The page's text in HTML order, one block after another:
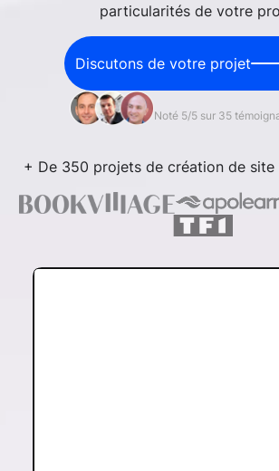
particularités de votre
Discutons de votre projet
Noté 5/5 sur 35
+ De 350 projets de création de site